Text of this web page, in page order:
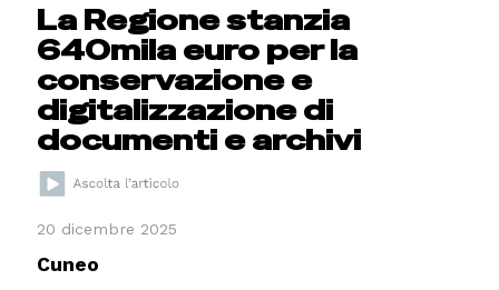
La Regione stanzia
640mila euro per la
conservazione e
digitalizzazione di
documenti e archivi
20 dicembre 2025
Cuneo